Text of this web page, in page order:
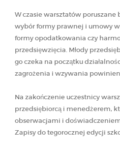
W czasie warsztatów poruszane
wybór formy prawnej i umowy
formy opodatkowania czy
przedsięwzięcia. Młody
go czeka na początku
zagrożenia i wzywania
Na zakończenie uczestnicy
przedsiębiorcą i menedżerem,
obserwacjami i
Zapisy do tegorocznej edycji